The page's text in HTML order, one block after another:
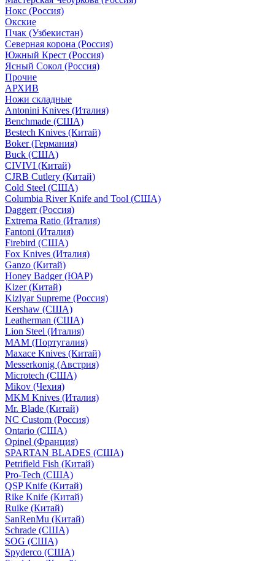
Нокс (Россия)
Окские
Пчак (Узбекистан)
Северная корона (Россия)
Южный Крест (Россия)
Ясный Сокол (Россия)
Прочие
АРХИВ
Ножи складные
Antonini Knives (Италия)
Benchmade (США)
Bestech Knives (Китай)
Boker (Германия)
Buck (США)
CIVIVI (Китай)
CJRB Cutlery (Китай)
Cold Steel (США)
Columbia River Knife and Tool (США)
Daggerr (Россия)
Extrema Ratio (Италия)
Fantoni (Италия)
Firebird (США)
Fox Knives (Италия)
Ganzo (Китай)
Honey Badger (ЮАР)
Kizer (Китай)
Kizlyar Supreme (Россия)
Kershaw (США)
Leatherman (США)
Lion Steel (Италия)
MAM (Португалия)
Maxace Knives (Китай)
Messerkonig (Австрия)
Microtech (США)
Mikov (Чехия)
MKM Knives (Италия)
Mr. Blade (Китай)
NC Custom (Россия)
Ontario (США)
Opinel (Франция)
SPARTAN BLADES (США)
Petrifield Fish (Китай)
Pro-Tech (США)
QSP Knife (Китай)
Rike Knife (Китай)
Ruike (Китай)
SanRenMu (Китай)
Schrade (США)
SOG (США)
Spyderco (США)